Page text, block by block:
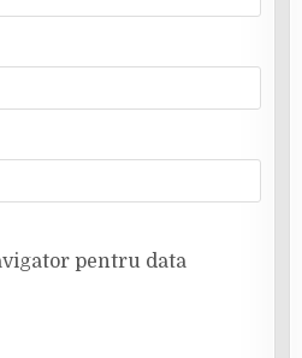
pentru data